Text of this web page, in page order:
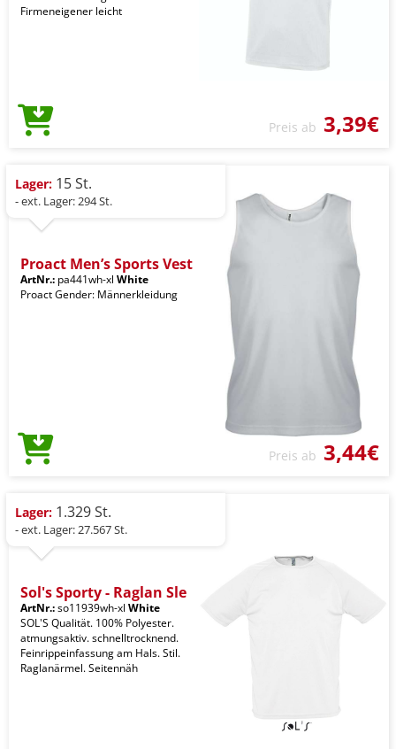
Firmeneigener leicht
Preis ab 3,39€
Lager: 15 St.
- ext. Lager: 294 St.
Proact Men’s Sports Vest
ArtNr.: pa441wh-xl White
Proact Gender: Männerkleidung
Preis ab 3,44€
Lager: 1.329 St.
- ext. Lager: 27.567 St.
Sol's Sporty - Raglan Sle
ArtNr.:so11939wh-xl White
SOL'S Qualität. 100% Polyester.
atmungsaktiv. schnelltrocknend.
Feinrippeinfassung am Hals. Stil.
Raglanärmel. Seitennäh